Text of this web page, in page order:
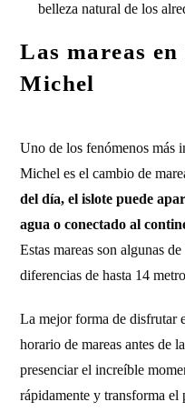
belleza natural de los
Las mareas
Michel
Uno de los fenómenos más
Michel es el cambio de
del día, el islote puede
agua o conectado al
Estas mareas son algunas
diferencias de hasta 14
La mejor forma de disfrutar
horario de mareas antes de
presenciar el increíble
rápidamente y transforma el